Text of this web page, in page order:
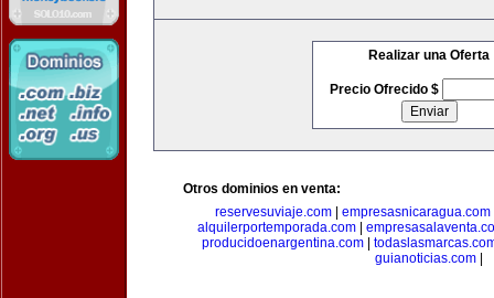
Realizar una Oferta
Precio Ofrecido $
Otros dominios en venta:
reservesuviaje.com| empresasnicaragua.com
alquilerportemporada.com
producidoenargentina.com|
guianoticias.com